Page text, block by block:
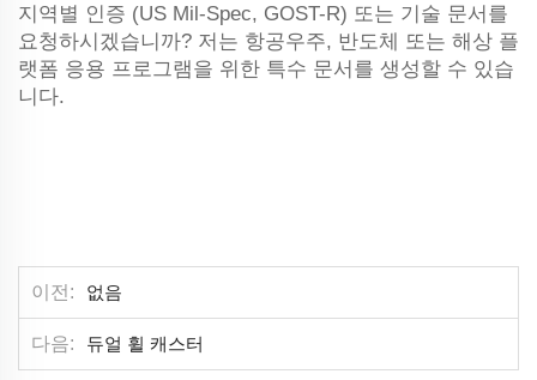
지역별 인증 (US Mil-Spec, GOST-R) 또는 기술 문서를
요청하시겠습니까? 저는 항공우주, 반도체 또는 해상 플
랫폼 응용 프로그램을 위한 특수 문서를 생성할 수 있습
니다.
이전 없음
다음 듀얼 휠 캐스터